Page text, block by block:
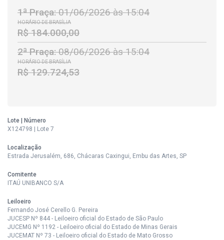
1ª Praça:01/06/2026 às 15:04
HORÁRIO DE BRASÍLIA
R$ 184.000,00
2ª Praça:08/06/2026 às 15:04
HORÁRIO DE BRASÍLIA
R$ 129.724,53
Lote | Número
X124798 | Lote 7
Localização
Estrada Jerusalém, 686, Chácaras Caxingui, Embu das Artes, SP
Comitente
ITAÚ UNIBANCO S/A
Leiloeiro
Fernando José Cerello G. Pereira
JUCESP Nº 844 - Leiloeiro oficial do Estado de São Paulo
JUCEMG Nº 1192 - Leiloeiro oficial do Estado de Minas Gerais
JUCEMAT Nº 73 - Leiloeiro oficial do Estado de Mato Grosso